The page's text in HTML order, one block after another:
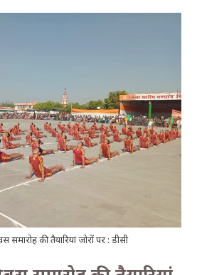
समारोह की तैयारियां जोरों पर : डीसी